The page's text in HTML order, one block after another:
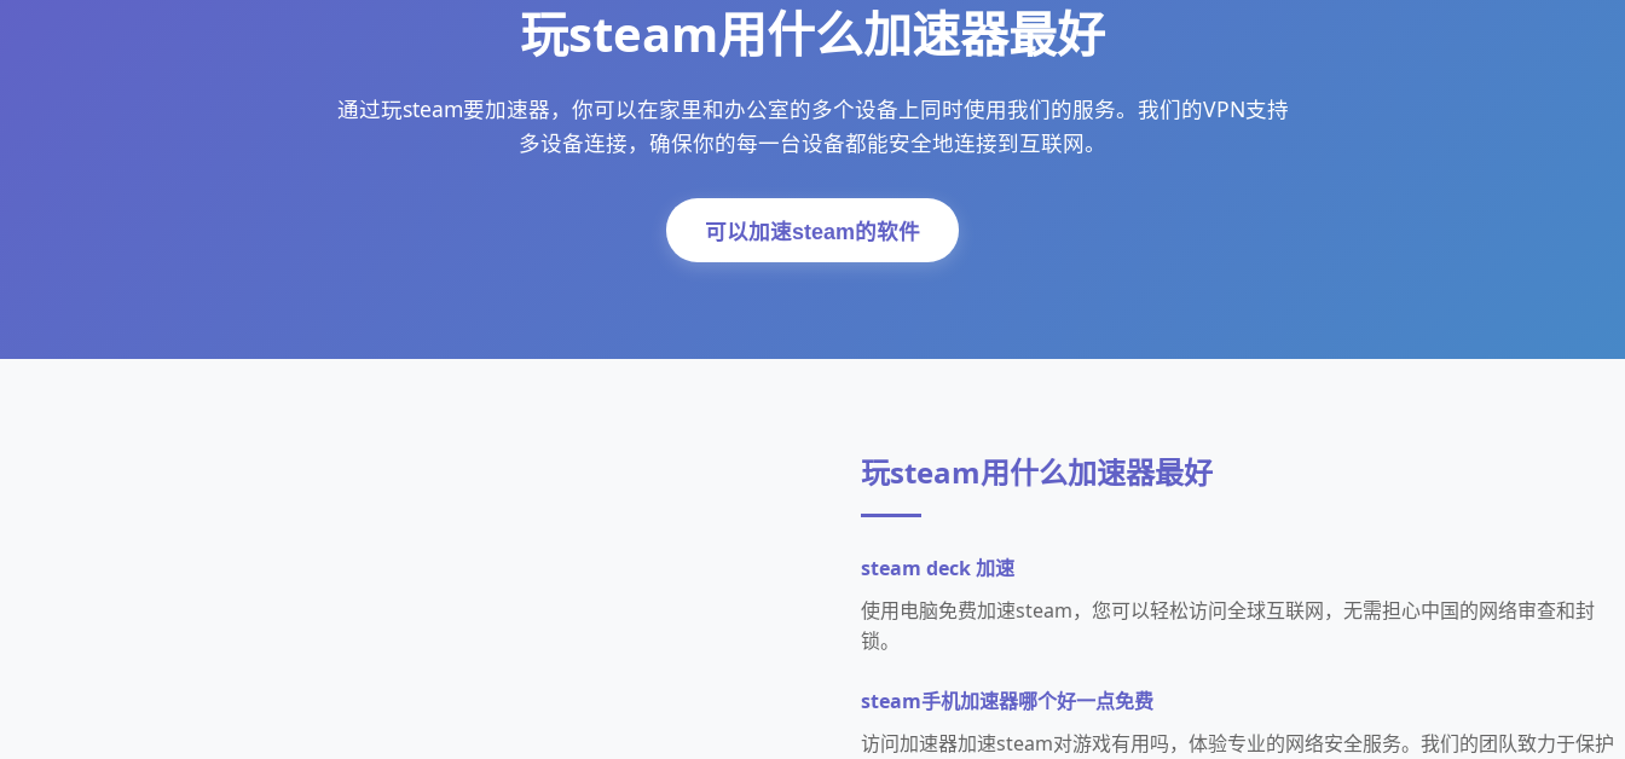
玩steam用什么加速器最好
通过玩steam要加速器，你可以在家里和办公室的多个设备上同时使用我们的服务。我们的VPN支持
多设备连接，确保你的每一台设备都能安全地连接到互联网。
可以加速steam的软件
玩steam用什么加速器最好
steam deck 加速
使用电脑免费加速steam，您可以轻松访问全球互联网，无需担心中国的网络审查和封
锁。
steam手机加速器哪个好一点免费
访问加速器加速steam对游戏有用吗，体验专业的网络安全服务。我们的团队致力于保护